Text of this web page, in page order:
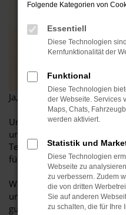
Ja, ist denn schon wieder
Unsere Kunden haben
und erneut „Top-Händler“!
Team für die großartige
für dieses großartige
Wir wünschen allen unseren
und Mitarbeitern eine
guten Start ins Jahr 2018!
Folgende Kategorien von
Essentiell
Diese Technologien
Kernfunktionalität der
Funktional
Diese Technologien
der Webseite. Services
Maps, Chats,
werden aktiviert.
Statistik und
Diese Technologien
Webseite zu
zu verbessern. Zudem
die von dritten
Sie auf anderen
zu schalten, die für Ihre